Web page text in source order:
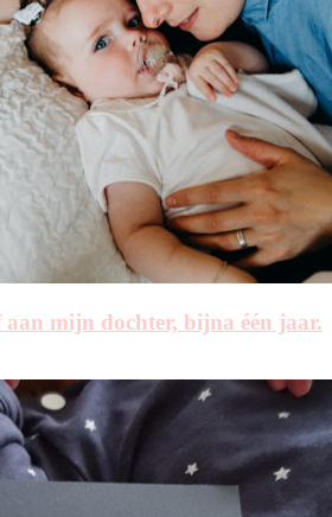
mijn dochter, bijna één jaar.